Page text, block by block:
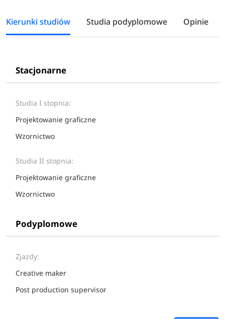
Kierunki studiów Studia podyplomowe Opinie
Stacjonarne
Studia I stopnia:
Projektowanie graficzne
Wzornictwo
Studia II stopnia:
Projektowanie graficzne
Wzornictwo
Podyplomowe
Zjazdy:
Creative maker
Post production supervisor